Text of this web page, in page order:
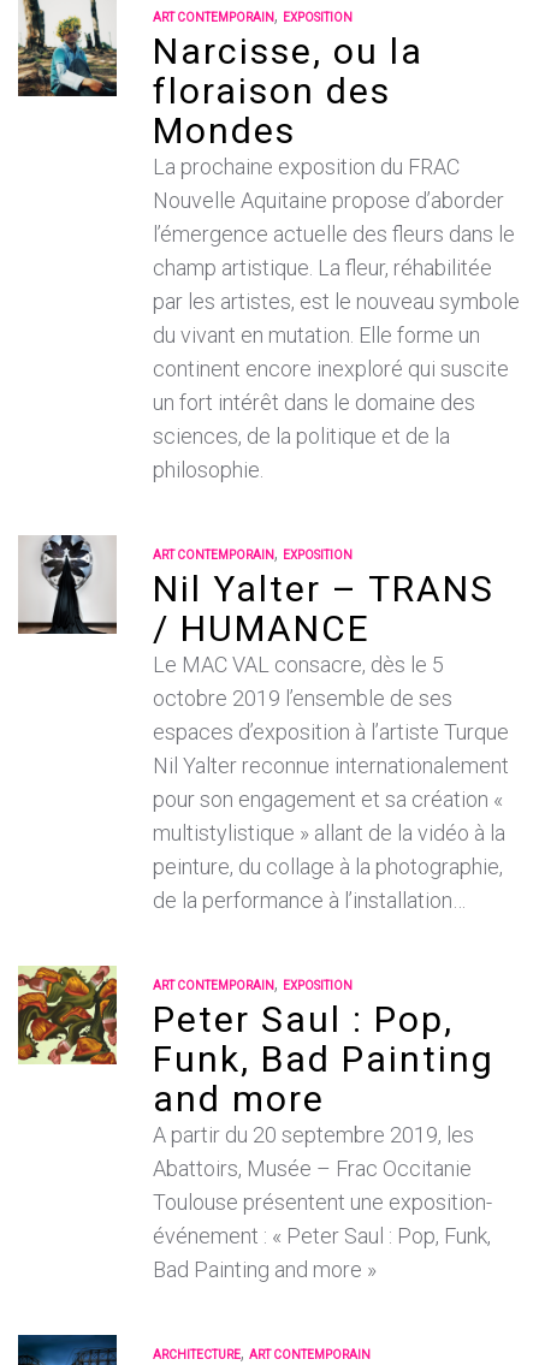
ART CONTEMPORAIN , EXPOSITION
Narcisse, ou la
floraison des
Mondes
La prochaine exposition du FRAC
Nouvelle Aquitaine propose d’aborder
l’émergence actuelle des fleurs dans le
champ artistique. La fleur, réhabilitée
par les artistes, est le nouveau symbole
du vivant en mutation. Elle forme un
continent encore inexploré qui suscite
un fort intérêt dans le domaine des
sciences, de la politique et de la
philosophie.
ART CONTEMPORAIN , EXPOSITION
Nil Yalter – TRANS
/ HUMANCE
Le MAC VAL consacre, dès le 5
octobre 2019 l’ensemble de ses
espaces d’exposition à l’artiste Turque
Nil Yalter reconnue internationalement
pour son engagement et sa création «
multistylistique » allant de la vidéo à la
peinture, du collage à la photographie,
de la performance à l’installation…
ART CONTEMPORAIN , EXPOSITION
Peter Saul : Pop,
Funk, Bad Painting
and more
A partir du 20 septembre 2019, les
Abattoirs, Musée – Frac Occitanie
Toulouse présentent une exposition-
événement : « Peter Saul : Pop, Funk,
Bad Painting and more »
ARCHITECTURE, ART CONTEMPORAIN